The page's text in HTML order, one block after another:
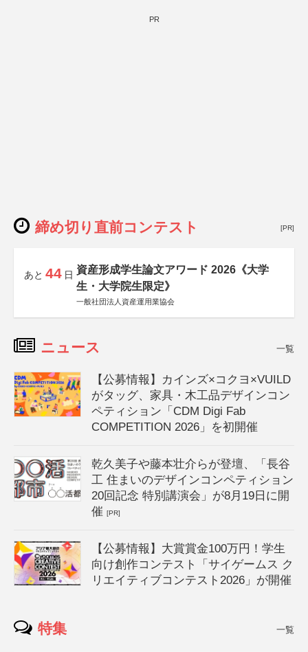
PR
締め切り直前コンテスト [PR]
あと 44 日 資産形成学生論文アワード 2026《大学
生・大学院生限定》
一般社団法人資産運用業協会
ニュース 一覧
【公募情報】カインズ×コクヨ×VUILD
がタッグ、家具・木工品デザインコン
ペティション「CDM Digi Fab
COMPETITION 2026」を初開催
乾久美子や藤本壮介らが登壇、「長谷
工 住まいのデザインコンペティション
20回記念 特別講演会」が8月19日に開
催[PR]
【公募情報】大賞賞金100万円！学生
向け創作コンテスト「サイゲームス ク
リエイティブコンテスト2026」が開催
特集 一覧